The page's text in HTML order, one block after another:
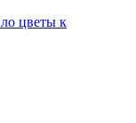
цветы к